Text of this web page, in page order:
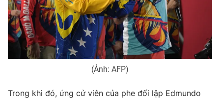
VTV Sức khoẻ Bất động sản
Thị trường 24h Tấm lòng Việt
Vươn mình bằng AI
(Ảnh: AFP)
Trong khi đó, ứng cử viên của phe đối lập Edmundo